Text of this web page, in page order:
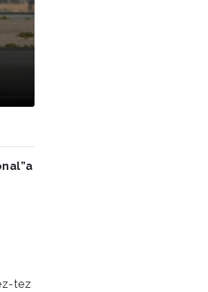
tez